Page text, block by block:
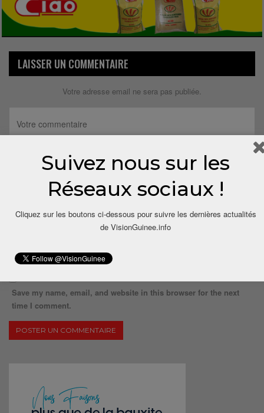
LAISSER UN COMMENTAIRE
Votre adresse email ne sera pas publiée.
Save my name, email, and website in this browser for the next
time I comment.
Suivez nous sur les
Réseaux sociaux !
Cliquez sur les boutons ci-dessous pour suivre les dernières actualités
de VisionGuinee.info